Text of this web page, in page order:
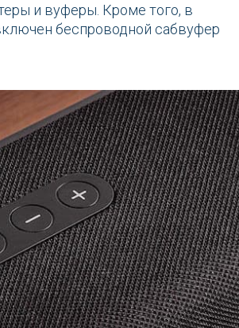
и вуферы. Кроме того, в
беспроводной сабвуфер